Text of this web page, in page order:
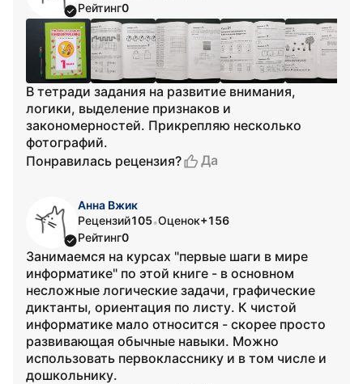
Рейтинг0
В тетради задания на развитие внимания,
логики, выделение признаков и
закономерностей. Прикрепляю несколько
фотографий.
Понравилась рецензия?
Да
Анна Вжик
Рецензий105•Оценок+156
Рейтинг0
Занимаемся на курсах "первые шаги в мире
информатике" по этой книге - в основном
несложные логические задачи, графические
диктанты, ориентация по листу. К чистой
информатике мало относится - скорее просто
развивающая обычные навыки. Можно
использовать первокласснику и в том числе и
дошкольнику.